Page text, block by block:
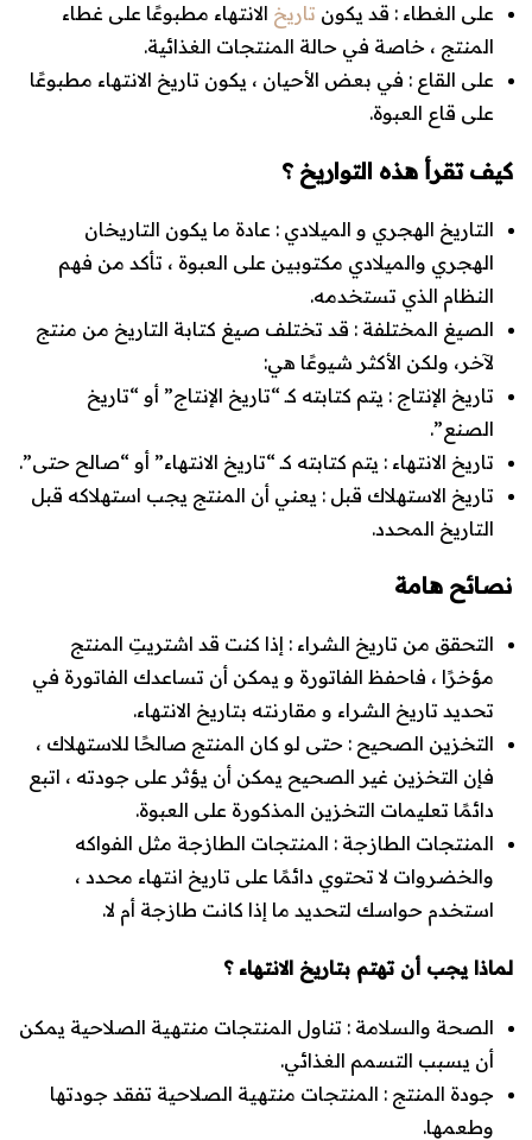
على الغطاء : قد يكون تاريخ الانتهاء مطبوعًا على غطاء
المنتج ، خاصة في حالة المنتجات الغذائية.
على القاع : في بعض الأحيان ، يكون تاريخ الانتهاء مطبوعًا
على قاع العبوة.
كيف تقرأ هذه التواريخ ؟
التاريخ الهجري و الميلادي : عادة ما يكون التاريخان
الهجري والميلادي مكتوبين على العبوة ، تأكد من فهم
النظام الذي تستخدمه.
الصيغ المختلفة : قد تختلف صيغ كتابة التاريخ من منتج
لآخر، ولكن الأكثر شيوعًا هي:
تاريخ الإنتاج : يتم كتابته كـ “تاريخ الإنتاج” أو “تاريخ
الصنع”.
تاريخ الانتهاء : يتم كتابته كـ “تاريخ الانتهاء” أو “صالح حتى”.
تاريخ الاستهلاك قبل : يعني أن المنتج يجب استهلاكه قبل
التاريخ المحدد.
نصائح هامة
التحقق من تاريخ الشراء : إذا كنت قد اشتريتِ المنتج
مؤخرًا ، فاحفظ الفاتورة و يمكن أن تساعدك الفاتورة في
تحديد تاريخ الشراء و مقارنته بتاريخ الانتهاء.
التخزين الصحيح : حتى لو كان المنتج صالحًا للاستهلاك ،
فإن التخزين غير الصحيح يمكن أن يؤثر على جودته ، اتبع
دائمًا تعليمات التخزين المذكورة على العبوة.
المنتجات الطازجة : المنتجات الطازجة مثل الفواكه
والخضروات لا تحتوي دائمًا على تاريخ انتهاء محدد ،
استخدم حواسك لتحديد ما إذا كانت طازجة أم لا.
لماذا يجب أن تهتم بتاريخ الانتهاء ؟
الصحة والسلامة : تناول المنتجات منتهية الصلاحية يمكن
أن يسبب التسمم الغذائي.
جودة المنتج : المنتجات منتهية الصلاحية تفقد جودتها
وطعمها.